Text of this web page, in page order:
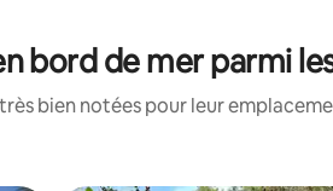
bord de mer parmi
bien notées pour leur